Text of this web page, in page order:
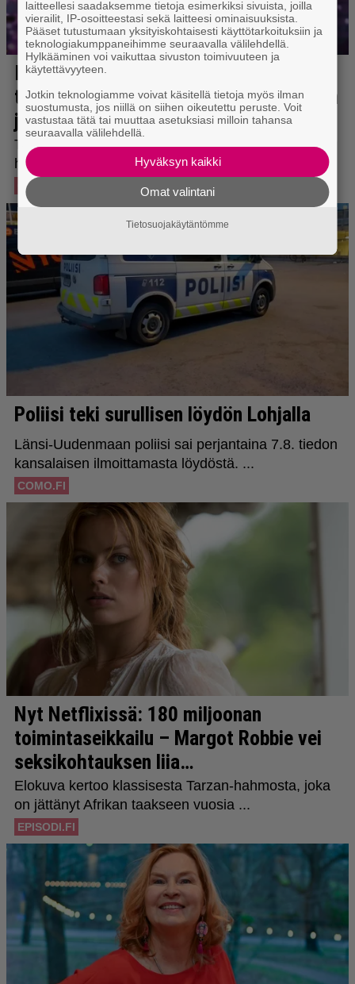
laitteellesi saadaksemme tietoja esimerkiksi sivuista, joilla
vierailit, IP-osoitteestasi sekä laitteesi ominaisuuksista.
Pääset tutustumaan yksityiskohtaisesti käyttötarkoituksiin ja
teknologiakumppaneihimme seuraavalla välilehdellä.
Hylkääminen voi vaikuttaa sivuston toimivuuteen ja
käytettävyyteen.
Jotkin teknologiamme voivat käsitellä tietoja myös ilman
suostumusta, jos niillä on siihen oikeutettu peruste. Voit
vastustaa tätä tai muuttaa asetuksiasi milloin tahansa
seuraavalla välilehdellä.
Hyväksyn kaikki
Omat valintani
Tietosuojakäytäntömme